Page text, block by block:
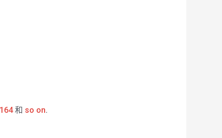
和 so on.